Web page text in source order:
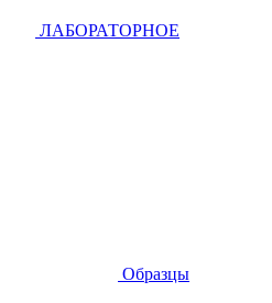
ЛАБОРАТОРНОЕ
Образцы